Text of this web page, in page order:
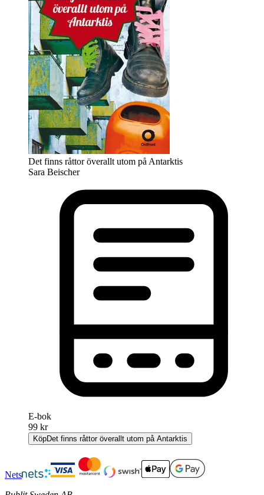
Det finns råttor överallt utom på Antarktis
Sara Beischer
E-bok
99 kr
KöpDet finns råttor överallt utom på Antarktis
Nets